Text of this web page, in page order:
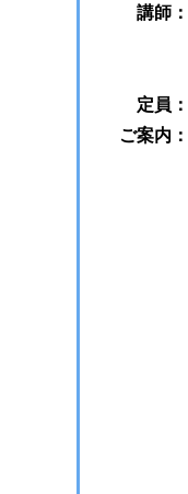
講師：
定員：
ご案内：